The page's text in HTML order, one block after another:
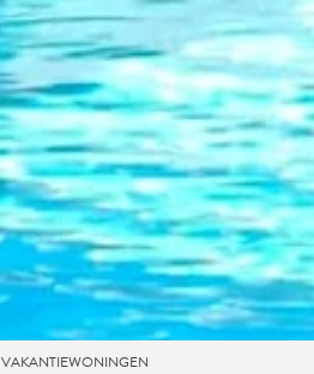
VAKANTIEWONINGEN